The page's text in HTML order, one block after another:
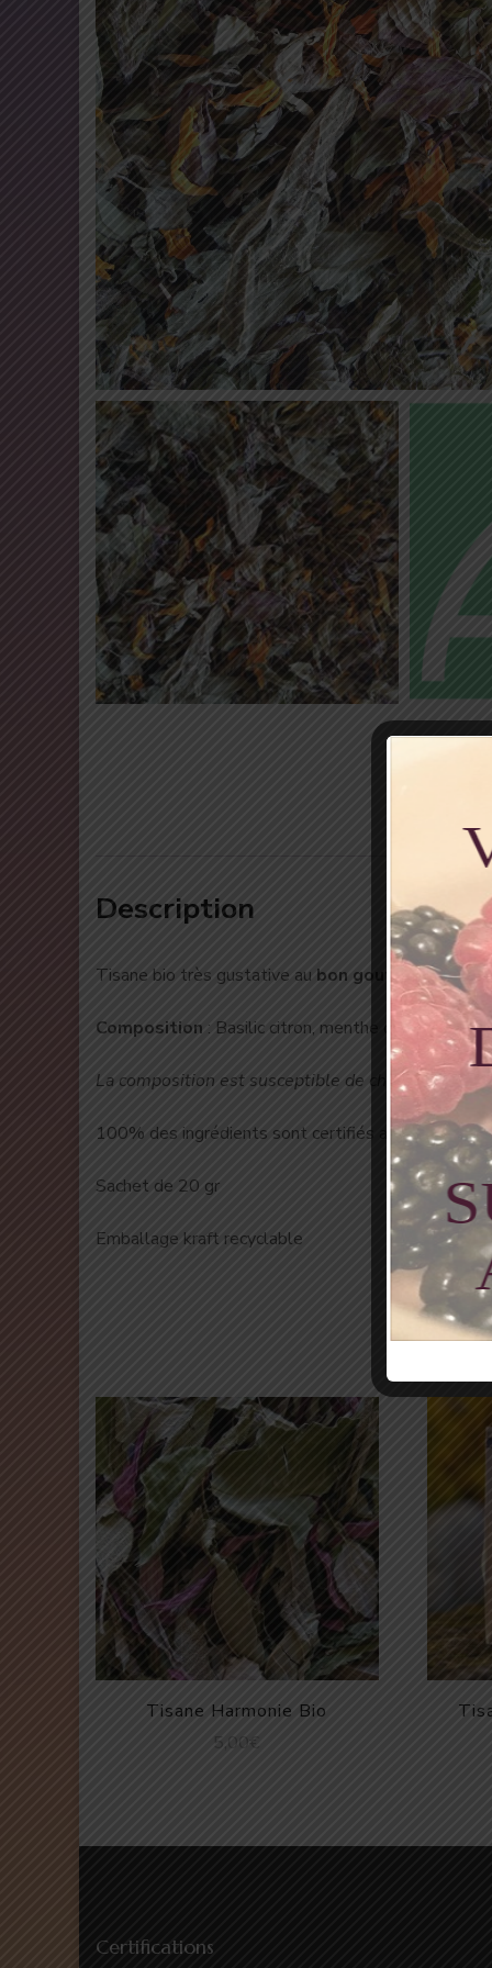
Description
Tisane bio très gustative au bon gout acidulé de
Composition : Basilic citron, menthe orange,
La composition est susceptible de changer en
100% des ingrédients sont certifiés agriculture
Sachet de 20 gr
Emballage kraft recyclable
Tisane Harmonie Bio
5,00€
Certifications